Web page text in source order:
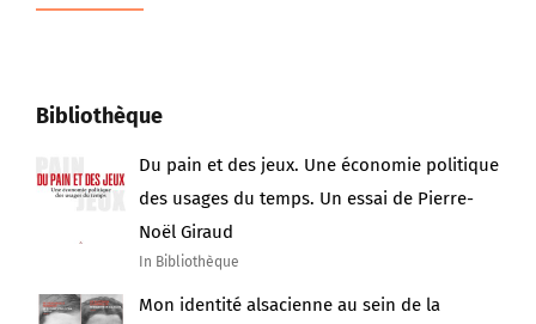
Bibliothèque
Du pain et des jeux. Une économie politique
des usages du temps. Un essai de Pierre-
Noël Giraud
In Bibliothèque
Mon identité alsacienne au sein de la